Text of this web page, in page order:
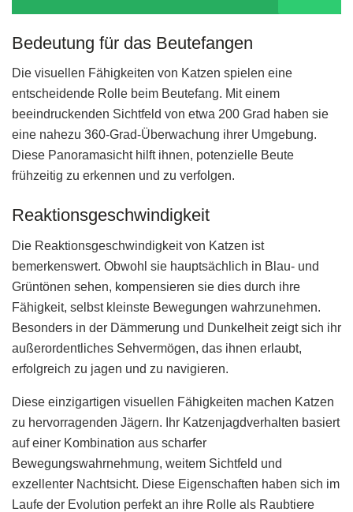
Bedeutung für das Beutefangen
Die visuellen Fähigkeiten von Katzen spielen eine
entscheidende Rolle beim Beutefang. Mit einem
beeindruckenden Sichtfeld von etwa 200 Grad haben sie
eine nahezu 360-Grad-Überwachung ihrer Umgebung.
Diese Panoramasicht hilft ihnen, potenzielle Beute
frühzeitig zu erkennen und zu verfolgen.
Reaktionsgeschwindigkeit
Die Reaktionsgeschwindigkeit von Katzen ist
bemerkenswert. Obwohl sie hauptsächlich in Blau- und
Grüntönen sehen, kompensieren sie dies durch ihre
Fähigkeit, selbst kleinste Bewegungen wahrzunehmen.
Besonders in der Dämmerung und Dunkelheit zeigt sich ihr
außerordentliches Sehvermögen, das ihnen erlaubt,
erfolgreich zu jagen und zu navigieren.
Diese einzigartigen visuellen Fähigkeiten machen Katzen
zu hervorragenden Jägern. Ihr Katzenjagdverhalten basiert
auf einer Kombination aus scharfer
Bewegungswahrnehmung, weitem Sichtfeld und
exzellenter Nachtsicht. Diese Eigenschaften haben sich im
Laufe der Evolution perfekt an ihre Rolle als Raubtiere